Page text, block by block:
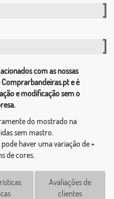
com as nossas
e é
e modificação sem o
do mostrado na
sem mastro.
haver uma variação de +
de cores.
Avaliações de
clientes